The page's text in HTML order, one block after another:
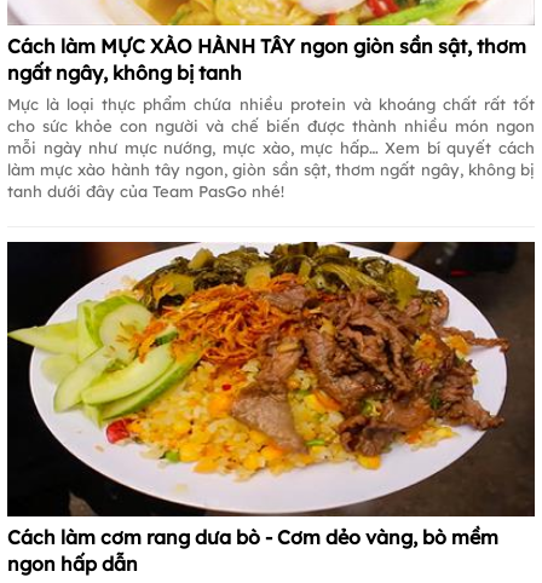
Cách làm MỰC XÀO HÀNH TÂY ngon giòn sần sật, thơm
ngất ngây, không bị tanh
Mực là loại thực phẩm chứa nhiều protein và khoáng chất rất tốt
cho sức khỏe con người và chế biến được thành nhiều món ngon
mỗi ngày như mực nướng, mực xào, mực hấp… Xem bí quyết cách
làm mực xào hành tây ngon, giòn sần sật, thơm ngất ngây, không bị
tanh dưới đây của Team PasGo nhé!
Cách làm cơm rang dưa bò - Cơm dẻo vàng, bò mềm
ngon hấp dẫn